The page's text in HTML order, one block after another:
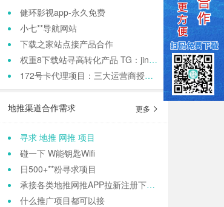
健环影视app-永久免费
小七**导航网站
下载之家站点接产品合作
权重8下载站寻高转化产品 TG：jinqiang83
172号卡代理项目：三大运营商授权，正规渠道高**
地推渠道合作需求 更多
寻求 地推 网推 项目
碰一下 W能钥匙Wifi
日500+**粉寻求项目
承接各类地推网推APP拉新注册下载 等等业务
什么推广项目都可以接